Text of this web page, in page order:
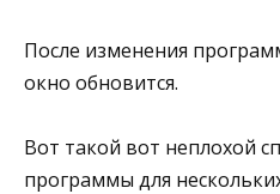
После изменения
окно обновится.
Вот такой вот неплохой
программы для